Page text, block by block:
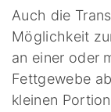
Auch die
Möglichkeit
an einer oder
Fettgewebe
kleinen